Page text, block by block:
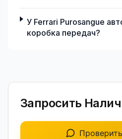
У Ferrari Purosangue
коробка передач?
Запросить